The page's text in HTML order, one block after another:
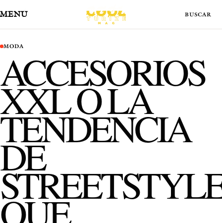
MENÚ
MODA
ACCESORIOS
XXL O LA
TENDENCIA
DE
QUE